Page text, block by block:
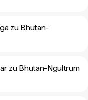
zu Bhutan-
zu Bhutan-Ngultrum